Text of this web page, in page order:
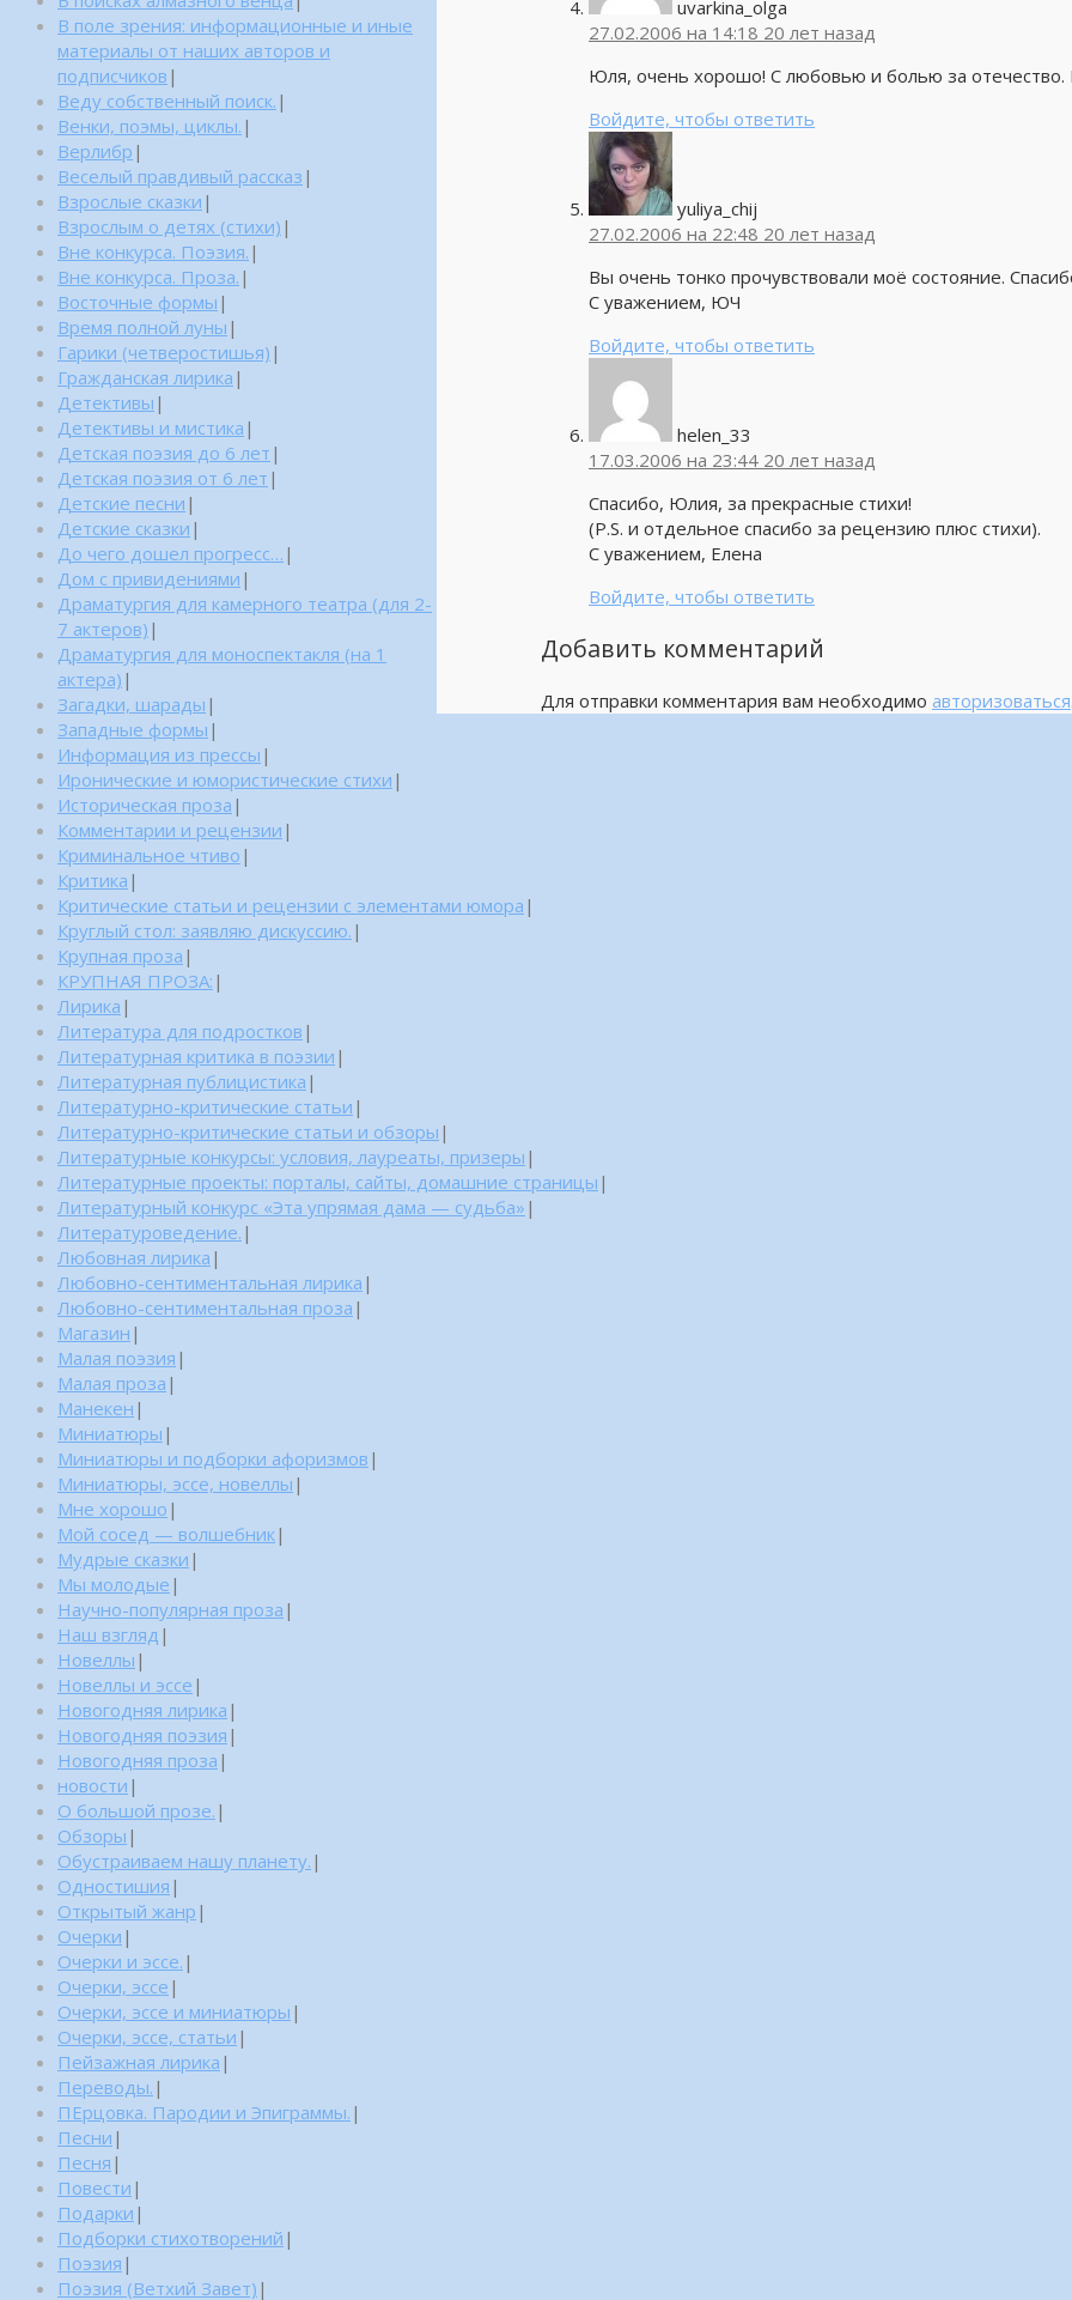
uvarkina_olga
27.02.2006 на 14:18 20 лет назад
Юля, очень хорошо! С любовью и болью за отечество.
Войдите, чтобы ответить
yuliya_chij
27.02.2006 на 22:48 20 лет назад
Вы очень тонко прочувствовали моё состояние.
С уважением, ЮЧ
Войдите, чтобы ответить
helen_33
17.03.2006 на 23:44 20 лет назад
Спасибо, Юлия, за прекрасные стихи!
(P.S. и отдельное спасибо за рецензию плюс стихи).
С уважением, Елена
Войдите, чтобы ответить
Добавить комментарий
Для отправки комментария вам необходимо авторизоваться
В поле зрения: информационные и иные
материалы от наших авторов и
подписчиков |
Веду собственный поиск. |
Венки, поэмы, циклы. |
Верлибр |
Веселый правдивый рассказ |
Взрослые сказки |
Взрослым о детях (стихи) |
Вне конкурса. Поэзия. |
Вне конкурса. Проза. |
Восточные формы |
Время полной луны |
Гарики (четверостишья) |
Гражданская лирика |
Детективы |
Детективы и мистика |
Детская поэзия до 6 лет |
Детская поэзия от 6 лет |
Детские песни |
Детские сказки |
До чего дошел прогресс… |
Дом с привидениями |
Драматургия для камерного театра (для 2-
7 актеров) |
Драматургия для моноспектакля (на 1
актера) |
Загадки, шарады |
Западные формы |
Информация из прессы |
Иронические и юмористические стихи |
Историческая проза |
Комментарии и рецензии |
Криминальное чтиво |
Критика |
Критические статьи и рецензии с элементами юмора |
Круглый стол: заявляю дискуссию. |
Крупная проза |
КРУПНАЯ ПРОЗА: |
Лирика |
Литература для подростков |
Литературная критика в поэзии |
Литературная публицистика |
Литературно-критические статьи |
Литературно-критические статьи и обзоры |
Литературные конкурсы: условия, лауреаты, призеры |
Литературные проекты: порталы, сайты, домашние страницы |
Литературный конкурс «Эта упрямая дама — судьба» |
Литературоведение. |
Любовная лирика |
Любовно-сентиментальная лирика |
Любовно-сентиментальная проза |
Магазин |
Малая поэзия |
Малая проза |
Манекен |
Миниатюры |
Миниатюры и подборки афоризмов |
Миниатюры, эссе, новеллы |
Мне хорошо |
Мой сосед — волшебник|
Мудрые сказки |
Мы молодые |
Научно-популярная проза |
Наш взгляд |
Новеллы |
Новеллы и эссе |
Новогодняя лирика |
Новогодняя поэзия |
Новогодняя проза |
новости |
О большой прозе. |
Обзоры |
Обустраиваем нашу планету. |
Одностишия |
Открытый жанр |
Очерки |
Очерки и эссе. |
Очерки, эссе |
Очерки, эссе и миниатюры |
Очерки, эссе, статьи |
Пейзажная лирика |
Переводы. |
ПЕрцовка. Пародии и Эпиграммы. |
Песни |
Песня |
Повести |
Подарки |
Подборки стихотворений |
Поэзия |
Поэзия (Ветхий Завет) |